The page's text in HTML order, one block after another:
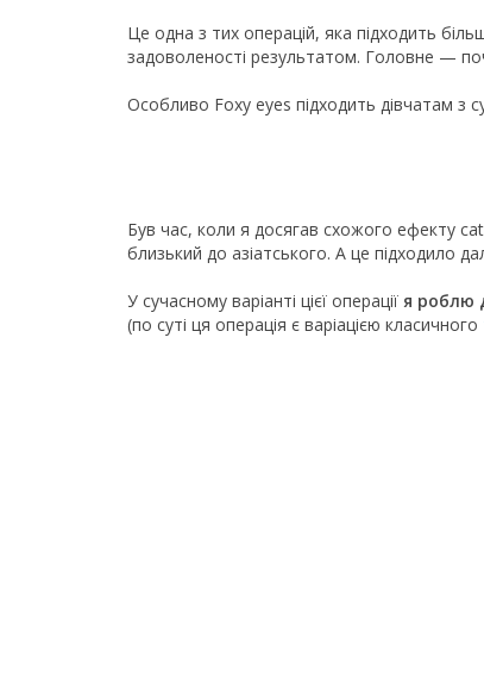
Це одна з тих операцій, яка підходить
задоволеності результатом. Головне —
Особливо Foxy eyes підходить дівчатам з
Був час, коли я досягав схожого ефекту
близький до азіатського. А це підходило
У сучасному варіанті цієї операції я роблю
(по суті ця операція є варіацією класичного